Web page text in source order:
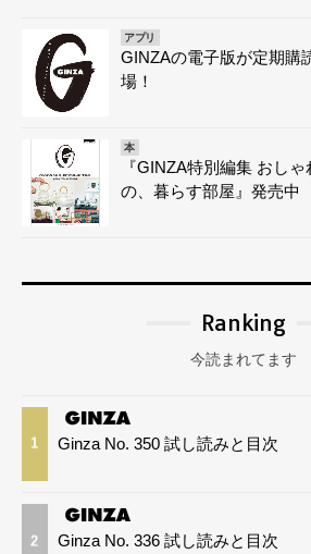
アプリ
GINZAの電子版が定期購
場！
本
『GINZA特別編集 おし
の、暮らす部屋』発売中
Ranking
今読まれてます
1 Ginza No. 350 試し読みと目次
2 Ginza No. 336 試し読みと目次